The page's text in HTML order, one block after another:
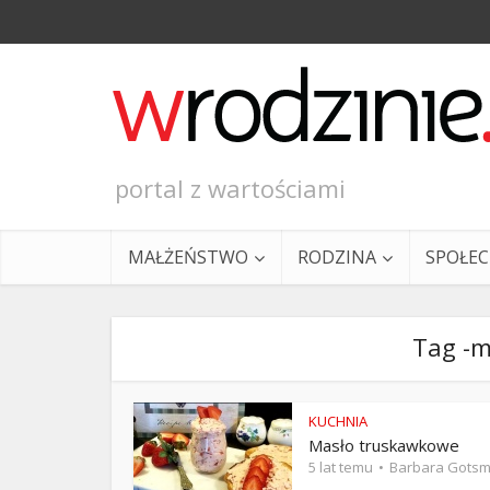
portal z wartościami
MAŁŻEŃSTWO RODZINA
Tag -
KUCHNIA
Masło truskawkowe
5 lat temu Barbara